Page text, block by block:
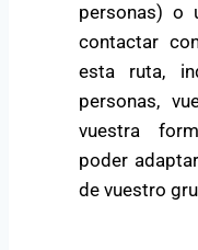
personas) o
contactar
esta ruta,
personas,
vuestra
poder
de vuestro